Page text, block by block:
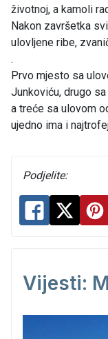
životnoj, a kamoli
Nakon završetka
ulovljene ribe,
.
Prvo mjesto sa
Junkoviću, drugo
a treće sa ulovom
ujedno ima i
Podjelite:
Vijesti: